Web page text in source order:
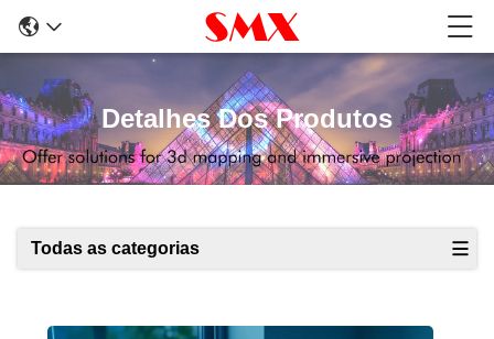
Detalhes Dos Produtos
Todas as categorias